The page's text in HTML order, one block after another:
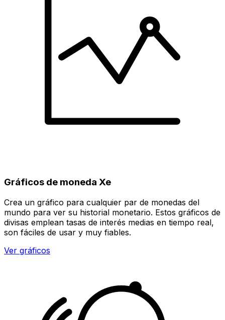
Gráficos de moneda Xe
Crea un gráfico para cualquier par de monedas del
mundo para ver su historial monetario. Estos gráficos de
divisas emplean tasas de interés medias en tiempo real,
son fáciles de usar y muy fiables.
Ver gráficos